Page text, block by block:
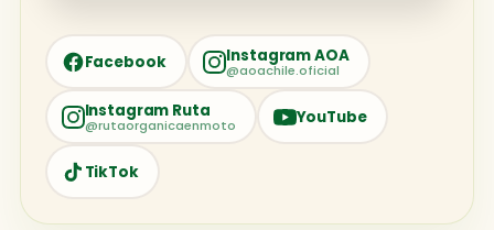
Facebook Instagram AOA
@aoachile.oficial
Instagram Ruta
@rutaorganicaenmoto YouTube
TikTok